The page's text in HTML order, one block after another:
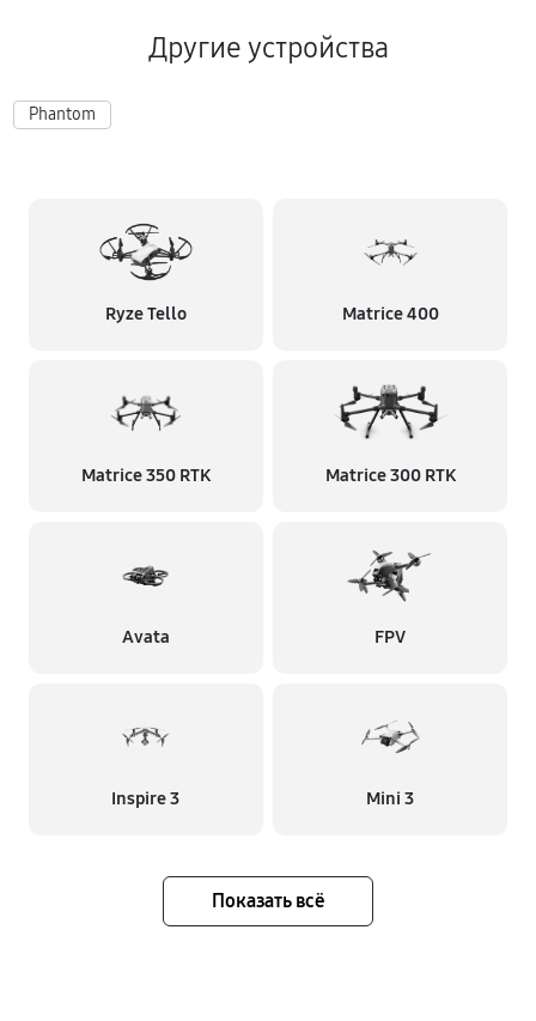
Другие устройства
Phantom
Ryze Tello Matrice 400
Matrice 350 RTK Matrice 300 RTK
Avata FPV
Inspire 3 Mini 3
Показать всё